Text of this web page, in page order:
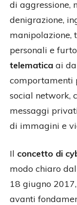
di aggressione,
denigrazione,
manipolazione,
personali e
telematica ai
comportamenti
social network,
messaggi
di immagini e
Il concetto di
modo chiaro
18 giugno
avanti